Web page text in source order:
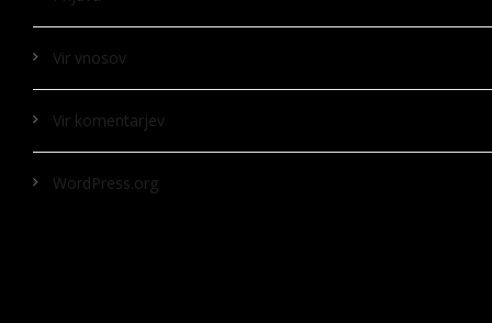
Vir vnosov
Vir komentarjev
WordPress.org